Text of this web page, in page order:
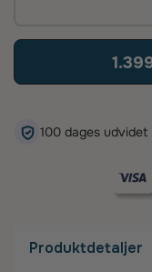
100 dages udvidet
Produktdetaljer
100 dage – så